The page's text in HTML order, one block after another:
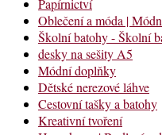
Oblečení a móda |
Školní batohy - Školní
desky na sešity A5
Módní doplňky
Dětské nerezové láhve
Cestovní tašky a batohy
Kreativní tvoření